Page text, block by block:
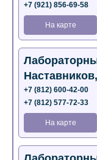
+7 (921) 856-69-58
На карте
+7 (812) 600-42-00
+7 (812) 577-72-33
На карте